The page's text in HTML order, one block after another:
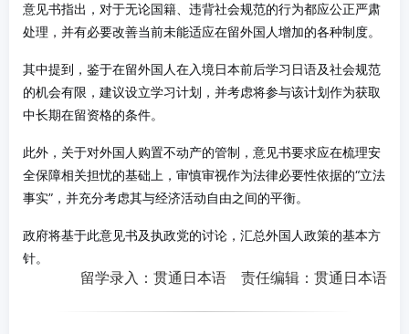
意见书指出，对于无论国籍、违背社会规范的行为都应公正严肃
处理，并有必要改善当前未能适应在留外国人增加的各种制度。
其中提到，鉴于在留外国人在入境日本前后学习日语及社会规范
的机会有限，建议设立学习计划，并考虑将参与该计划作为获取
中长期在留资格的条件。
此外，关于对外国人购置不动产的管制，意见书要求应在梳理安
全保障相关担忧的基础上，审慎审视作为法律必要性依据的“立法
事实”，并充分考虑其与经济活动自由之间的平衡。
政府将基于此意见书及执政党的讨论，汇总外国人政策的基本方
针。
留学录入：贯通日本语 责任编辑：贯通日本语